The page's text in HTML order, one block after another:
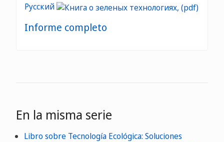
Русский
Informe completo
En la misma serie
Libro sobre Tecnología Ecológica: Soluciones